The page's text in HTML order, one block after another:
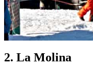
2. La Molina